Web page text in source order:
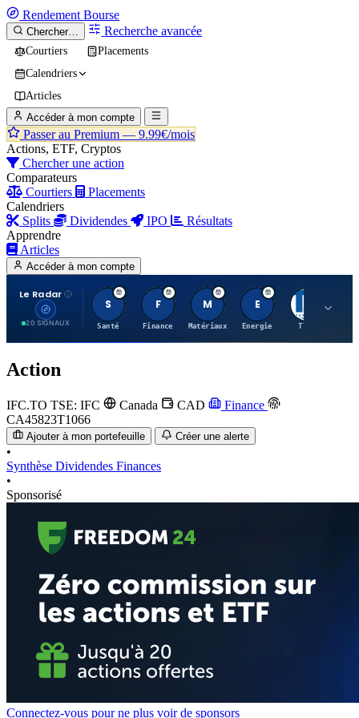
Rendement Bourse
Chercher… Recherche avancée
Courtiers
Placements
Calendriers
Articles
Accéder à mon compte
Passer au Premium — 9.99€/mois
Actions, ETF, Cryptos
Chercher une action
Comparateurs
Courtiers
Placements
Calendriers
Splits
Dividendes IPO
Résultats
Apprendre
Articles
Accéder à mon compte
Le Radar
20 SIGNAUX
S
Santé
F
Finance
M
Matériaux
E
Energie TTWO
Action
IFC.TO TSE: IFC Canada CAD
Finance
CA45823T1066
Ajouter à mon portefeuille Créer une alerte
•
Synthèse Dividendes Finances
•
Sponsorisé
Connectez-vous pour ne plus voir de sponsors